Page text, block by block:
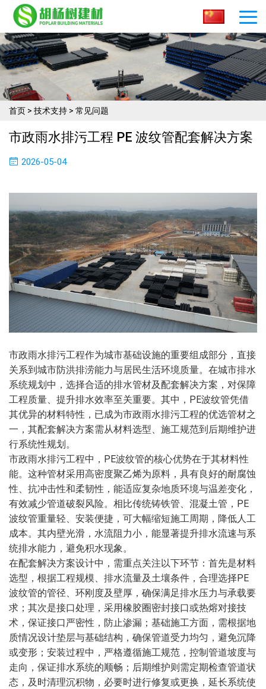
首页 > 技术支持 > 常见问题
市政雨水排污工程 PE 波纹管配套解决方案
2026-05-04
市政雨水排污工程作为城市基础设施的重要组成部分，直接
关系到城市防洪排涝能力与居民生活环境质量。在城市排水
系统规划中，选择合适的排水管材及配套解决方案，对保障
工程质量、提升排水效率至关重要。其中，PE波纹管凭借
其优异的材料特性，已成为市政雨水排污工程的优选管材之
一，其配套解决方案需从材料选型、施工规范到后期维护进
行系统性规划。
市政雨水排污工程中，PE波纹管的核心优势在于其材料性
能。这种管材采用高密度聚乙烯为原料，具有良好的耐腐蚀
性、抗冲击性和柔韧性，能适应复杂地质环境与温差变化，
有效减少管道破裂风险。相比传统铸铁管、混凝土管，PE
波纹管重量轻、安装便捷，可大幅缩短施工周期，降低人工
成本。其内壁光滑，水流阻力小，能显著提升排水流速与系
统排水能力，避免积水现象。
在配套解决方案设计中，需重点关注以下环节：首先是材料
选型，根据工程规模、排水流量及土壤条件，合理选择PE
波纹管的管径、环刚度及壁厚，确保满足排水压力与承载要
求；其次是接口处理，采用橡胶圈密封接口或热熔对接技
术，保证接口严密性，防止渗漏；基础施工方面，需根据地
质情况设计垫层与基础结构，确保管道受力均匀，避免沉降
或变形；安装过程中，严格遵循施工规范，控制管道坡度与
走向，保证排水系统的顺畅；后期维护则需定期检查管道状
态，及时清理沉积物，必要时进行修复或更换，延长系统使